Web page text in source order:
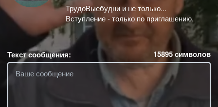
ТрудоВыебудни и не только...
Вступление - только по приглашению.
Текст сообщения: 15895символов